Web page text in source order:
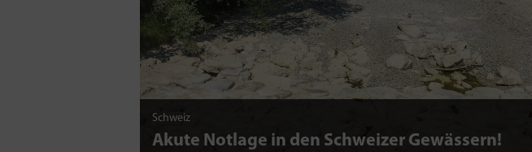
Schweiz
Akute Notlage in den Schweizer Gewässern!